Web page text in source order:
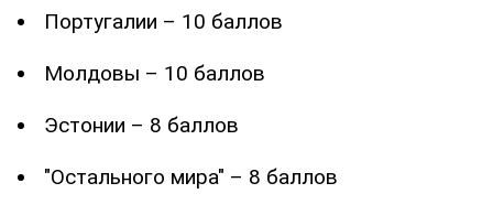
Португалии – 10 баллов
Молдовы – 10 баллов
Эстонии – 8 баллов
"Остального мира" – 8 баллов